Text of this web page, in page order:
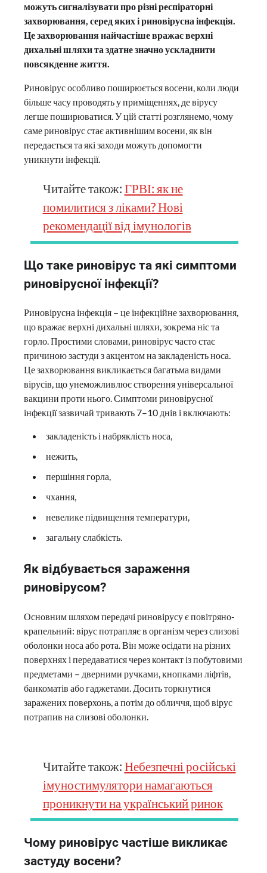
можуть сигналізувати про різні респіраторні
захворювання, серед яких і риновірусна інфекція.
Це захворювання найчастіше вражає верхні
дихальні шляхи та здатне значно ускладнити
повсякденне життя.
Риновірус особливо поширюється восени, коли люди
більше часу проводять у приміщеннях, де вірусу
легше поширюватися. У цій статті розглянемо, чому
саме риновірус стає активнішим восени, як він
передається та які заходи можуть допомогти
уникнути інфекції.
Читайте також: ГРВІ: як не
помилитися з ліками? Нові
рекомендації від імунологів
Що таке риновірус та які симптоми
риновірусної інфекції?
Риновірусна інфекція – це інфекційне захворювання,
що вражає верхні дихальні шляхи, зокрема ніс та
горло. Простими словами, риновірус часто стає
причиною застуди з акцентом на закладеність носа.
Це захворювання викликається багатьма видами
вірусів, що унеможливлює створення універсальної
вакцини проти нього. Симптоми риновірусної
інфекції зазвичай тривають 7–10 днів і включають:
закладеність і набряклість носа,
нежить,
першіння горла,
чхання,
невелике підвищення температури,
загальну слабкість.
Як відбувається зараження
риновірусом?
Основним шляхом передачі риновірусу є повітряно-
крапельний: вірус потрапляє в організм через слизові
оболонки носа або рота. Він може осідати на різних
поверхнях і передаватися через контакт із побутовими
предметами – дверними ручками, кнопками ліфтів,
банкоматів або гаджетами. Досить торкнутися
заражених поверхонь, а потім до обличчя, щоб вірус
потрапив на слизові оболонки.
Читайте також: Небезпечні російські
імуностимулятори намагаються
проникнути на український ринок
Чому риновірус частіше викликає
застуду восени?